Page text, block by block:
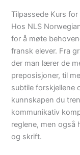
Tilpassede Kurs for
Hos NLS
for å møte
fransk elever. Fra
der man lærer de
preposisjoner, til
subtile forskjellene
kunnskapen du
kommunikativ
reglene, men også
og skrift.